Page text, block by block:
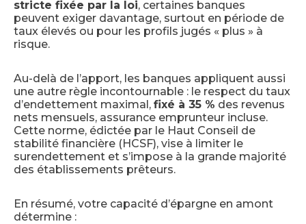
stricte fixée par la loi, certaines banques
peuvent exiger davantage, surtout en période de
taux élevés ou pour les profils jugés « plus » à
risque.
Au-delà de l’apport, les banques appliquent aussi
une autre règle incontournable : le respect du taux
d’endettement maximal, fixé à 35 % des revenus
nets mensuels, assurance emprunteur incluse.
Cette norme, édictée par le Haut Conseil de
stabilité financière (HCSF), vise à limiter le
surendettement et s’impose à la grande majorité
des établissements prêteurs.
En résumé, votre capacité d’épargne en amont
détermine :